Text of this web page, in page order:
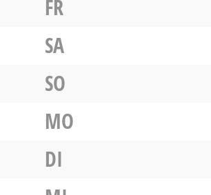
FR
SA
SO
MO
DI